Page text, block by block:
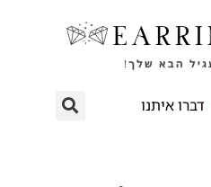
דברו איתנו